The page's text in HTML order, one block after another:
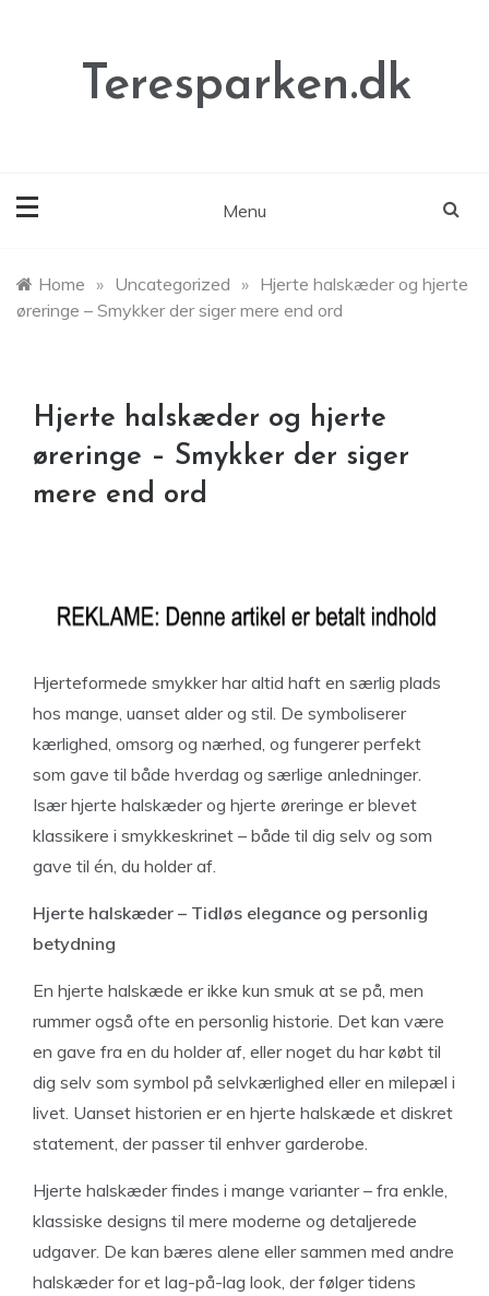
Teresparken.dk
Menu
Home » Uncategorized » Hjerte halskæder og hjerte
øreringe – Smykker der siger mere end ord
Hjerte halskæder og hjerte
øreringe – Smykker der siger
mere end ord
Hjerteformede smykker har altid haft en særlig plads
hos mange, uanset alder og stil. De symboliserer
kærlighed, omsorg og nærhed, og fungerer perfekt
som gave til både hverdag og særlige anledninger.
Især hjerte halskæder og hjerte øreringe er blevet
klassikere i smykkeskrinet – både til dig selv og som
gave til én, du holder af.
Hjerte halskæder – Tidløs elegance og personlig
betydning
En hjerte halskæde er ikke kun smuk at se på, men
rummer også ofte en personlig historie. Det kan være
en gave fra en du holder af, eller noget du har købt til
dig selv som symbol på selvkærlighed eller en milepæl i
livet. Uanset historien er en hjerte halskæde et diskret
statement, der passer til enhver garderobe.
Hjerte halskæder findes i mange varianter – fra enkle,
klassiske designs til mere moderne og detaljerede
udgaver. De kan bæres alene eller sammen med andre
halskæder for et lag-på-lag look, der følger tidens